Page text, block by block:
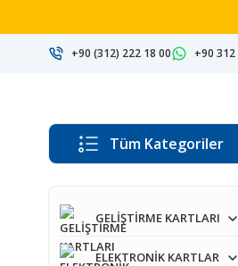
+90 (312) 222 18 00 +90
Tüm Kategoriler
GELİŞTİRME KARTLARI
ELEKTRONİK KARTLAR